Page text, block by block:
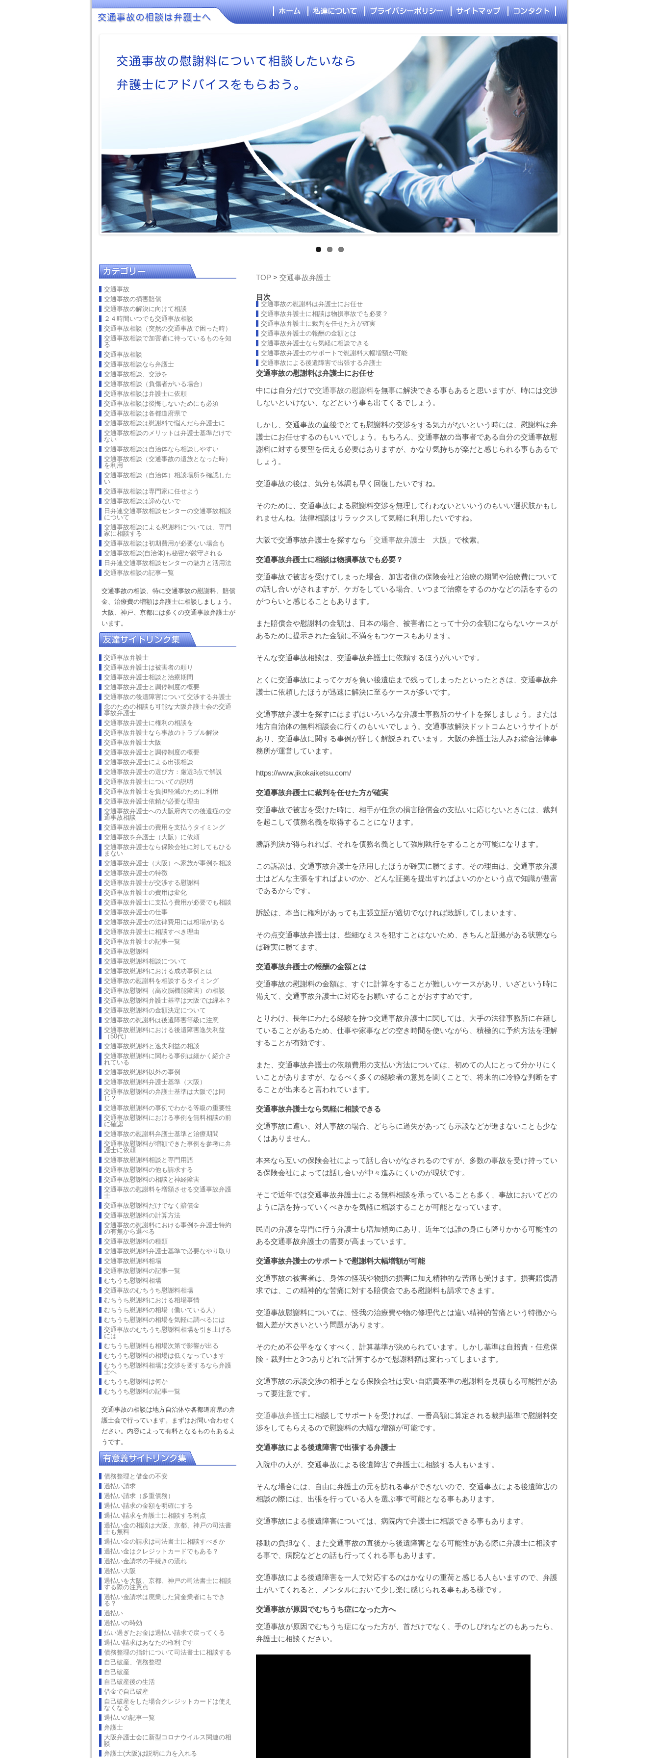
交通事故
交通事故の損害賠償
交通事故の解決に向けて相談
２４時間いつでも交通事故相談
交通事故相談（突然の交通事故で困った時）
交通事故相談で加害者に待っているものを知
る
交通事故相談
交通事故相談なら弁護士
交通事故相談、交渉を
交通事故相談（負傷者がいる場合）
交通事故相談は弁護士に依頼
交通事故相談は後悔しないためにも必須
交通事故相談は各都道府県で
交通事故相談は慰謝料で悩んだら弁護士に
交通事故相談のメリットは弁護士基準だけで
ない
交通事故相談は自治体なら相談しやすい
交通事故相談（交通事故の遺族となった時）
を利用
交通事故相談（自治体）相談場所を確認した
い
交通事故相談は専門家に任せよう
交通事故相談は諦めないで
日弁連交通事故相談センターの交通事故相談
について
交通事故相談による慰謝料については、専門
家に相談する
交通事故相談は初期費用が必要ない場合も
交通事故相談(自治体)も秘密が厳守される
日弁連交通事故相談センターの魅力と活用法
交通事故相談の記事一覧
交通事故の相談、特に交通事故の慰謝料、賠償
金、治療費の増額は弁護士に相談しましょう。
大阪、神戸、京都には多くの交通事故弁護士が
います。
交通事故弁護士
交通事故弁護士は被害者の頼り
交通事故弁護士相談と治療期間
交通事故弁護士と調停制度の概要
交通事故の後遺障害について交渉する弁護士
念のための相談も可能な大阪弁護士会の交通
事故弁護士
交通事故弁護士に権利の相談を
交通事故弁護士なら事故のトラブル解決
交通事故弁護士大阪
交通事故弁護士と調停制度の概要
交通事故弁護士による出張相談
交通事故弁護士の選び方：厳選3点で解説
交通事故弁護士についての説明
交通事故弁護士を負担軽減のために利用
交通事故弁護士依頼が必要な理由
交通事故弁護士への大阪府内での後遺症の交
通事故相談
交通事故弁護士の費用を支払うタイミング
交通事故を弁護士（大阪）に依頼
交通事故弁護士なら保険会社に対してもひる
まない
交通事故弁護士（大阪）へ家族が事例を相談
交通事故弁護士の特徴
交通事故弁護士が交渉する慰謝料
交通事故弁護士の費用は変化
交通事故弁護士に支払う費用が必要でも相談
交通事故弁護士の仕事
交通事故弁護士の法律費用には相場がある
交通事故弁護士に相談すべき理由
交通事故弁護士の記事一覧
交通事故慰謝料
交通事故慰謝料相談について
交通事故慰謝料における成功事例とは
交通事故の慰謝料を相談するタイミング
交通事故慰謝料（高次脳機能障害）の相談
交通事故慰謝料弁護士基準は大阪では緑本？
交通事故慰謝料の金額決定について
交通事故の慰謝料は後遺障害等級に注意
交通事故慰謝料における後遺障害逸失利益
（50代）
交通事故慰謝料と逸失利益の相談
交通事故慰謝料に関わる事例は細かく紹介さ
れている
交通事故慰謝料以外の事例
交通事故慰謝料弁護士基準（大阪）
交通事故慰謝料の弁護士基準は大阪では同
じ？
交通事故慰謝料の事例でわかる等級の重要性
交通事故慰謝料における事例を無料相談の前
に確認
交通事故の慰謝料弁護士基準と治療期間
交通事故慰謝料が増額できた事例を参考に弁
護士に依頼
交通事故慰謝料相談と専門用語
交通事故慰謝料の他も請求する
交通事故慰謝料の相談と神経障害
交通事故の慰謝料を増額させる交通事故弁護
士
交通事故慰謝料だけでなく賠償金
交通事故慰謝料の計算方法
交通事故の慰謝料における事例を弁護士特約
の有無から選べる
交通事故慰謝料の種類
交通事故慰謝料弁護士基準で必要なやり取り
交通事故慰謝料相場
交通事故慰謝料の記事一覧
むちうち慰謝料相場
交通事故のむちうち慰謝料相場
むちうち慰謝料における相場事情
むちうち慰謝料の相場（働いている人）
むちうち慰謝料の相場を気軽に調べるには
交通事故のむちうち慰謝料相場を引き上げる
には
むちうち慰謝料も相場次第で影響が出る
むちうち慰謝料の相場は低くなっています
むちうち慰謝料相場は交渉を要するなら弁護
士へ
むちうち慰謝料は何か
むちうち慰謝料の記事一覧
交通事故の相談は地方自治体や各都道府県の弁
護士会で行っています。まずはお問い合わせく
ださい。内容によって有料となるものもあるよ
うです。
債務整理と借金の不安
過払い請求
過払い請求（多重債務）
過払い請求の金額を明確にする
過払い請求を弁護士に相談する利点
過払い金の相談は大阪、京都、神戸の司法書
士も無料
過払い金の請求は司法書士に相談すべきか
過払い金はクレジットカードでもある？
過払い金請求の手続きの流れ
過払い大阪
過払いを大阪、京都、神戸の司法書士に相談
する際の注意点
過払い金請求は廃業した貸金業者にもでき
る？
過払い
過払いの時効
払い過ぎたお金は過払い請求で戻ってくる
過払い請求はあなたの権利です
債務整理の指針について司法書士に相談する
自己破産、債務整理
自己破産
自己破産後の生活
借金で自己破産
自己破産をした場合クレジットカードは使え
なくなる
過払いの記事一覧
弁護士
大阪弁護士会に新型コロナウイルス関連の相
談
弁護士(大阪)は説明に力を入れる
TOP > 交通事故弁護士
目次
交通事故の慰謝料は弁護士にお任せ
交通事故弁護士に相談は物損事故でも必要？
交通事故弁護士に裁判を任せた方が確実
交通事故弁護士の報酬の金額とは
交通事故弁護士なら気軽に相談できる
交通事故弁護士のサポートで慰謝料大幅増額が可能
交通事故による後遺障害で出張する弁護士
交通事故の慰謝料は弁護士にお任せ
中には自分だけで交通事故の慰謝料を無事に解決できる事もあると思いますが、時には交渉
しないといけない、などという事も出てくるでしょう。
しかし、交通事故の直後でとても慰謝料の交渉をする気力がないという時には、慰謝料は弁
護士にお任せするのもいいでしょう。もちろん、交通事故の当事者である自分の交通事故慰
謝料に対する要望を伝える必要はありますが、かなり気持ちが楽だと感じられる事もあるで
しょう。
交通事故の後は、気分も体調も早く回復したいですね。
そのために、交通事故による慰謝料交渉を無理して行わないといいうのもいい選択肢かもし
れませんね。法律相談はリラックスして気軽に利用したいですね。
大阪で交通事故弁護士を探すなら「交通事故弁護士 大阪 」で検索。
交通事故弁護士に相談は物損事故でも必要？
交通事故で被害を受けてしまった場合、加害者側の保険会社と治療の期間や治療費について
の話し合いがされますが、ケガをしている場合、いつまで治療をするのかなどの話をするの
がつらいと感じることもあります。
また賠償金や慰謝料の金額は、日本の場合、被害者にとって十分の金額にならないケースが
あるために提示された金額に不満をもつケースもあります。
そんな交通事故相談は、交通事故弁護士に依頼するほうがいいです。
とくに交通事故によってケガを負い後遺症まで残ってしまったといったときは、交通事故弁
護士に依頼したほうが迅速に解決に至るケースが多いです。
交通事故弁護士を探すにはまずはいろいろな弁護士事務所のサイトを探しましょう。または
地方自治体の無料相談会に行くのもいいでしょう。交通事故解決ドットコムというサイトが
あり、交通事故に関する事例が詳しく解説されています。大阪の弁護士法人みお綜合法律事
務所が運営しています。
https://www.jikokaiketsu.com/
交通事故弁護士に裁判を任せた方が確実
交通事故で被害を受けた時に、相手が任意の損害賠償金の支払いに応じないときには、裁判
を起こして債務名義を取得することになります。
勝訴判決が得られれば、それを債務名義として強制執行をすることが可能になります。
この訴訟は、交通事故弁護士を活用したほうが確実に勝てます。その理由は、交通事故弁護
士はどんな主張をすればよいのか、どんな証拠を提出すればよいのかという点で知識が豊富
であるからです。
訴訟は、本当に権利があっても主張立証が適切でなければ敗訴してしまいます。
その点交通事故弁護士は、些細なミスを犯すことはないため、きちんと証拠がある状態なら
ば確実に勝てます。
交通事故弁護士の報酬の金額とは
交通事故の慰謝料の金額は、すぐに計算をすることが難しいケースがあり、いざという時に
備えて、交通事故弁護士に対応をお願いすることがおすすめです。
とりわけ、長年にわたる経験を持つ交通事故弁護士に関しては、大手の法律事務所に在籍し
ていることがあるため、仕事や家事などの空き時間を使いながら、積極的に予約方法を理解
することが有効です。
また、交通事故弁護士の依頼費用の支払い方法については、初めての人にとって分かりにく
いことがありますが、なるべく多くの経験者の意見を聞くことで、将来的に冷静な判断をす
ることが出来ると言われています。
交通事故弁護士なら気軽に相談できる
交通事故に遭い、対人事故の場合、どちらに過失があっても示談などが進まないことも少な
くはありません。
本来なら互いの保険会社によって話し合いがなされるのですが、多数の事故を受け持ってい
る保険会社によっては話し合いが中々進みにくいのが現状です。
そこで近年では交通事故弁護士による無料相談を承っていることも多く、事故においてどの
ように話を持っていくべきかを気軽に相談することが可能となっています。
民間の弁護を専門に行う弁護士も増加傾向にあり、近年では誰の身にも降りかかる可能性の
ある交通事故弁護士の需要が高まっています。
交通事故弁護士のサポートで慰謝料大幅増額が可能
交通事故の被害者は、身体の怪我や物損の損害に加え精神的な苦痛も受けます。損害賠償請
求では、この精神的な苦痛に対する賠償金である慰謝料も請求できます。
交通事故慰謝料については、怪我の治療費や物の修理代とは違い精神的苦痛という特徴から
個人差が大きいという問題があります。
そのため不公平をなくすべく、計算基準が決められています。しかし基準は自賠責・任意保
険・裁判士と3つありどれで計算するかで慰謝料額は変わってしまいます。
交通事故の示談交渉の相手となる保険会社は安い自賠責基準の慰謝料を見積もる可能性があ
って要注意です。
交通事故弁護士に相談してサポートを受ければ、一番高額に算定される裁判基準で慰謝料交
渉をしてもらえるので慰謝料の大幅な増額が可能です。
交通事故による後遺障害で出張する弁護士
入院中の人が、交通事故による後遺障害で弁護士に相談する人もいます。
そんな場合には、自由に弁護士の元を訪れる事ができないので、交通事故による後遺障害の
相談の際には、出張を行っている人を選ぶ事で可能となる事もあります。
交通事故による後遺障害については、病院内で弁護士に相談できる事もあります。
移動の負担なく、また交通事故の直後から後遺障害となる可能性がある際に弁護士に相談す
る事で、病院などとの話も行ってくれる事もあります。
交通事故による後遺障害を一人で対応するのはかなりの重荷と感じる人もいますので、弁護
士がいてくれると、メンタルにおいて少し楽に感じられる事もある様です。
交通事故が原因でむちうち症になった方へ
交通事故が原因でむちうち症になった方が、首だけでなく、手のしびれなどのもあったら、
弁護士に相談ください。